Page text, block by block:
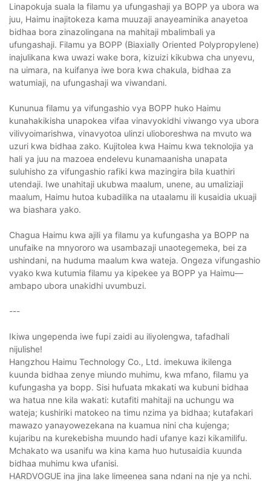
Linapokuja suala la filamu ya ufungashaji ya BOPP ya ubora wa
juu, Haimu inajitokeza kama muuzaji anayeaminika anayetoa
bidhaa bora zinazolingana na mahitaji mbalimbali ya
ufungashaji. Filamu ya BOPP (Biaxially Oriented Polypropylene)
inajulikana kwa uwazi wake bora, kizuizi kikubwa cha unyevu,
na uimara, na kuifanya iwe bora kwa chakula, bidhaa za
watumiaji, na ufungashaji wa viwandani.
Kununua filamu ya vifungashio vya BOPP huko Haimu
kunahakikisha unapokea vifaa vinavyokidhi viwango vya ubora
vilivyoimarishwa, vinavyotoa ulinzi ulioboreshwa na mvuto wa
uzuri kwa bidhaa zako. Kujitolea kwa Haimu kwa teknolojia ya
hali ya juu na mazoea endelevu kunamaanisha unapata
suluhisho za vifungashio rafiki kwa mazingira bila kuathiri
utendaji. Iwe unahitaji ukubwa maalum, unene, au umaliziaji
maalum, Haimu hutoa kubadilika na utaalamu ili kusaidia ukuaji
wa biashara yako.
Chagua Haimu kwa ajili ya filamu ya kufungasha ya BOPP na
unufaike na mnyororo wa usambazaji unaotegemeka, bei za
ushindani, na huduma maalum kwa wateja. Ongeza vifungashio
vyako kwa kutumia filamu ya kipekee ya BOPP ya Haimu—
ambapo ubora unakidhi uvumbuzi.
---
Ikiwa ungependa iwe fupi zaidi au iliyolengwa, tafadhali
nijulishe!
Hangzhou Haimu Technology Co., Ltd. imekuwa ikilenga
kuunda bidhaa zenye miundo muhimu, kwa mfano, filamu ya
kufungasha ya bopp. Sisi hufuata mkakati wa kubuni bidhaa
wa hatua nne kila wakati: kutafiti mahitaji na uchungu wa
wateja; kushiriki matokeo na timu nzima ya bidhaa; kutafakari
mawazo yanayowezekana na kuamua nini cha kujenga;
kujaribu na kurekebisha muundo hadi ufanye kazi kikamilifu.
Mchakato wa usanifu wa kina kama huo hutusaidia kuunda
bidhaa muhimu kwa ufanisi.
HARDVOGUE ina jina lake limeenea sana ndani na nje ya nchi.